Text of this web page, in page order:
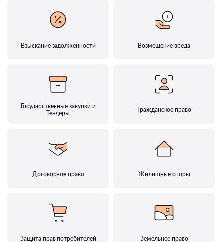
Взыскание задолженности Возмещение вреда
Государственные закупки и
Тендеры
Гражданское право
Договорное право Жилищные споры
Защита прав потребителей Земельное право